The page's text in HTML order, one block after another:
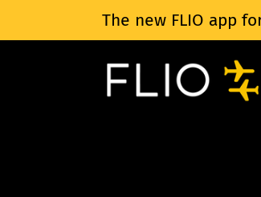
The new FLIO app